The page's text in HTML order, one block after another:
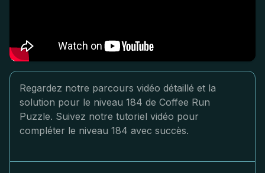
Regardez notre parcours vidéo détaillé et la
solution pour le niveau 184 de Coffee Run
Puzzle. Suivez notre tutoriel vidéo pour
compléter le niveau 184 avec succès.